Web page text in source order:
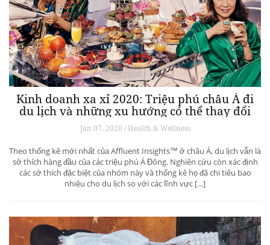
Kinh doanh xa xỉ 2020: Triệu phú châu Á đi
du lịch và những xu hướng có thể thay đổi
ngành du lịch thượng lưu
Jan 07, 2020 / Health & Wellness
Theo thống kê mới nhất của Affluent Insights™ ở châu Á, du lịch vẫn là
sở thích hàng đầu của các triệu phú Á Đông. Nghiên cứu còn xác định
các sở thích đặc biệt của nhóm này và thống kê họ đã chi tiêu bao
nhiêu cho du lịch so với các lĩnh vực […]